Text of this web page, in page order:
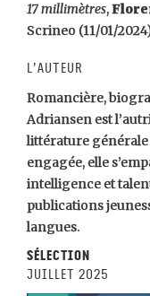
17 millimètres,
Scrineo (11/01/
L’auteur
Romancière,
Adriansen est
littérature générale
engagée, elle
intelligence et
publications
langues.
Sélection
juillet 2025